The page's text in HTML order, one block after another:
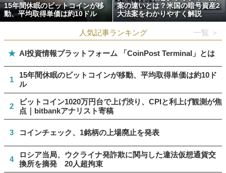
15年間休眠のビットコインが移
動、平均取得単価は約10ドル
案の違いとは？米国の暗号資産2
大法案をわかりやすく解説
人気記事ランキング 一覧 ＞
★ AI投資情報プラットフォーム 「CoinPost Terminal」とは
1
15年間休眠のビットコインが移動、平均取得単価は約10ド
ル
2
ビットコイン1020万円台で上げ渋り、CPIと利上げ観測が焦
点｜bitbankアナリスト寄稿
3 コインチェック、1銘柄の上場廃止を発表
4
ロシア当局、ウクライナ発詐欺に関与した違法仮想通貨交
換所を摘発 20人超拘束